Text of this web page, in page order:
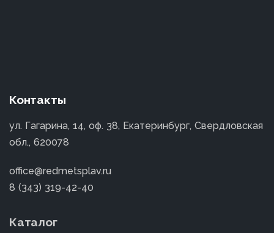
Контакты
ул. Гагарина, 14, оф. 38, Екатеринбург, Свердловская
обл., 620078
office@redmetsplav.ru
8 (343) 319-42-40
Каталог